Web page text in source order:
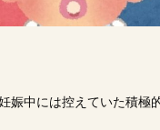
娠中には控えていた積極